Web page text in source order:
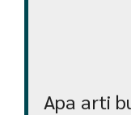
Apa arti